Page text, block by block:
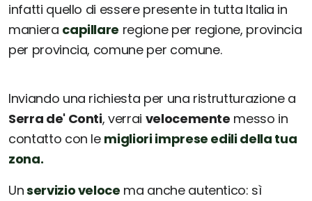
infatti quello di essere presente in tutta Italia in
maniera capillare regione per regione, provincia
per provincia, comune per comune.
Inviando una richiesta per una ristrutturazione a
Serra de' Conti, verrai velocemente messo in
contatto con le migliori imprese edili della tua
zona.
Unservizio veloce ma anche autentico: sì